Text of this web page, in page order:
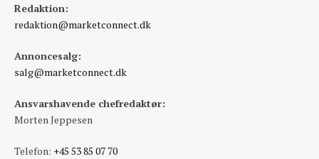
Redaktion:
redaktion@marketconnect.dk
Annoncesalg:
salg@marketconnect.dk
Ansvarshavende chefredaktør:
Morten Jeppesen
Telefon: +45 53 85 07 70